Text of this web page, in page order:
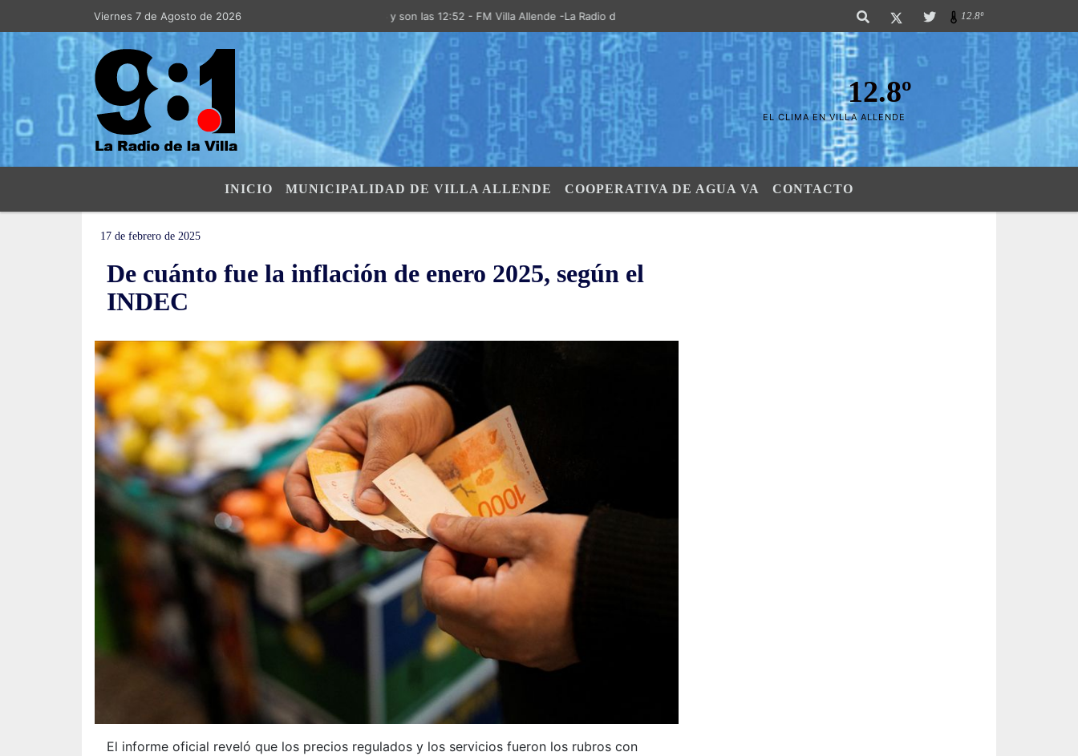
Viernes 7 de Agosto de 2026Hoy es Viernes 7 de Agosto de 2026 y son las 12:52 - FM Villa Allende -La Radio de la Villa- "El Aire de las Sierras". SI SU AVISO ESTA AQUÃ,..FELICITACIONES PUES..! "El
12.8º
12.8º
EL CLIMA EN VILLA ALLENDE
INICIO MUNICIPALIDAD DE VILLA ALLENDE COOPERATIVA DE AGUA VA CONTACTO
17 de febrero de 2025
De cuánto fue la inflación de enero 2025, según el
INDEC
El informe oficial reveló que los precios regulados y los servicios fueron los rubros con